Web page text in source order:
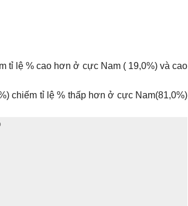
tỉ lệ % cao hơn ở cực Nam ( 19,0%) và cao
chiếm tỉ lệ % thấp hơn ở cực Nam(81,0%)